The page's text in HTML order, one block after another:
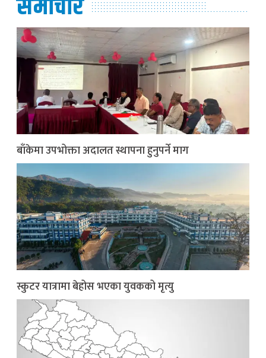
समाचार
बाँकेमा उपभोक्ता अदालत स्थापना हुनुपर्ने माग
स्कुटर यात्रामा बेहोस भएका युवकको मृत्यु